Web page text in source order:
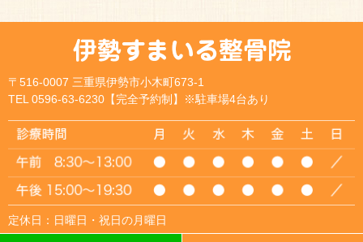
〒516-0007 三重県伊勢市小木町673-1
TEL 0596-63-6230【完全予約制】※駐車場4台あり
定休日：日曜日・祝日の月曜日